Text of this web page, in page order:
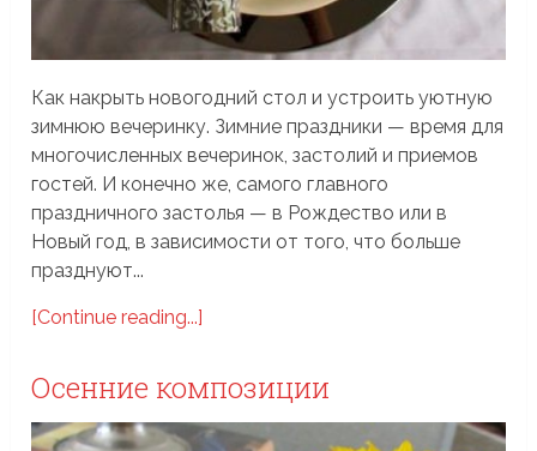
Как накрыть новогодний стол и устроить уютную
зимнюю вечеринку. Зимние праздники — время для
многочисленных вечеринок, застолий и приемов
гостей. И конечно же, самого главного
праздничного застолья — в Рождество или в
Новый год, в зависимости от того, что больше
празднуют...
[Continue reading...]
Осенние композиции